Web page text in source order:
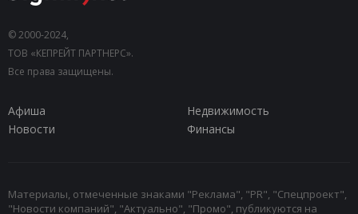
© 2000-2024,
ТОВ «КЕПРЕЙТ ПАРТНЕРС».
Все права защищены.
Афиша
Недвижимость
Новости
Финансы
Материалы, отмеченные знаками "Реклама", "PR", "Спецпроект",
"Новости компаний", "Актуально", "Промо", публикуются на